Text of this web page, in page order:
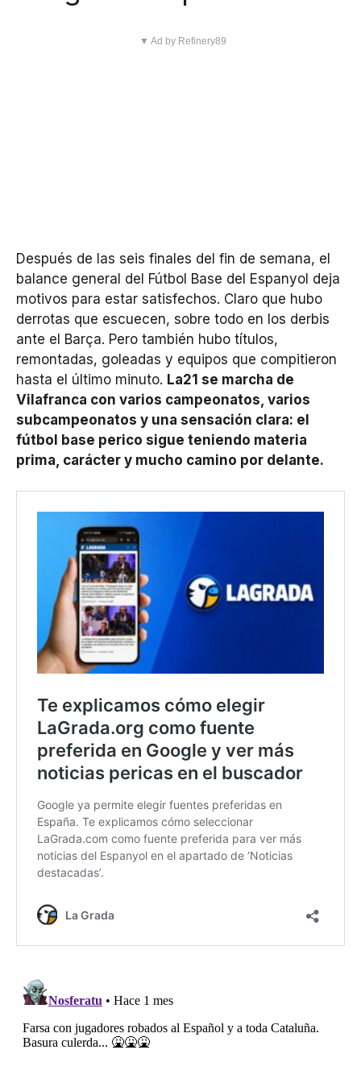
▼ Ad by Refinery89
Después de las seis finales del fin de semana, el
balance general del Fútbol Base del Espanyol deja
motivos para estar satisfechos. Claro que hubo
derrotas que escuecen, sobre todo en los derbis
ante el Barça. Pero también hubo títulos,
remontadas, goleadas y equipos que compitieron
hasta el último minuto. La21 se marcha de
Vilafranca con varios campeonatos, varios
subcampeonatos y una sensación clara: el
fútbol base perico sigue teniendo materia
prima, carácter y mucho camino por delante.